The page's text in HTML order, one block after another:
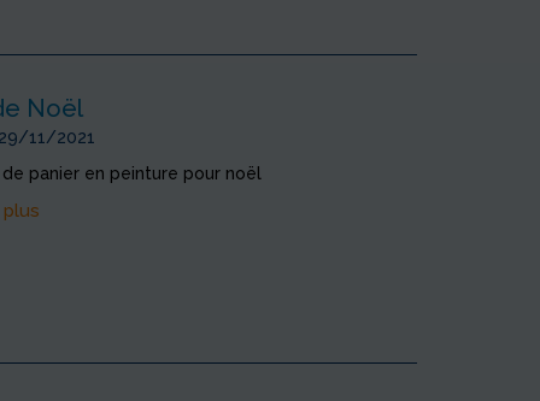
Noël
11/2021
panier en peinture pour noël
plus